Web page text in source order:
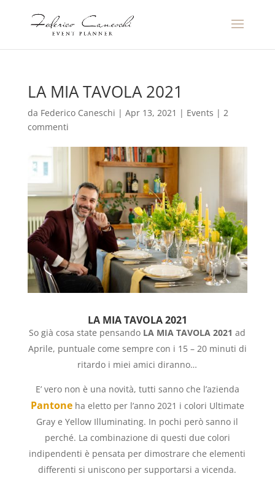
LA MIA TAVOLA 2021
da Federico Caneschi | Apr 13, 2021 | Events | 2
commenti
LA MIA TAVOLA 2021
So già cosa state pensando LA MIA TAVOLA 2021 ad
Aprile, puntuale come sempre con i 15 – 20 minuti di
ritardo i miei amici diranno…
E’ vero non è una novità, tutti sanno che l’azienda
Pantoneha eletto per l’anno 2021 i colori Ultimate
Gray e Yellow Illuminating. In pochi però sanno il
perché. La combinazione di questi due colori
indipendenti è pensata per dimostrare che elementi
differenti si uniscono per supportarsi a vicenda.